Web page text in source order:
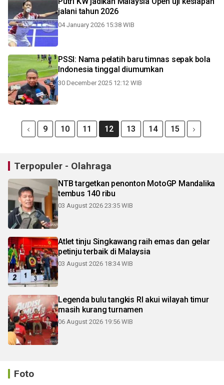
jalani tahun 2026
04 January 2026 15:38 WIB
PSSI: Nama pelatih baru timnas sepak bola
Indonesia tinggal diumumkan
30 December 2025 12:12 WIB
9 10 11 12 13 14 15
Terpopuler - Olahraga
NTB targetkan penonton MotoGP Mandalika
tembus 140 ribu
03 August 2026 23:35 WIB
Atlet tinju Singkawang raih emas dan gelar
petinju terbaik di Malaysia
03 August 2026 18:34 WIB
Legenda bulu tangkis RI akui wilayah timur
masih kurang turnamen
06 August 2026 19:56 WIB
Foto